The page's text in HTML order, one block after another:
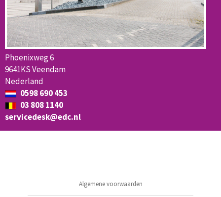
Phoenixweg 6
9641KS Veendam
Nederland
0598 690 453
03 808 1140
servicedesk@edc.nl
Algemene voorwaarden